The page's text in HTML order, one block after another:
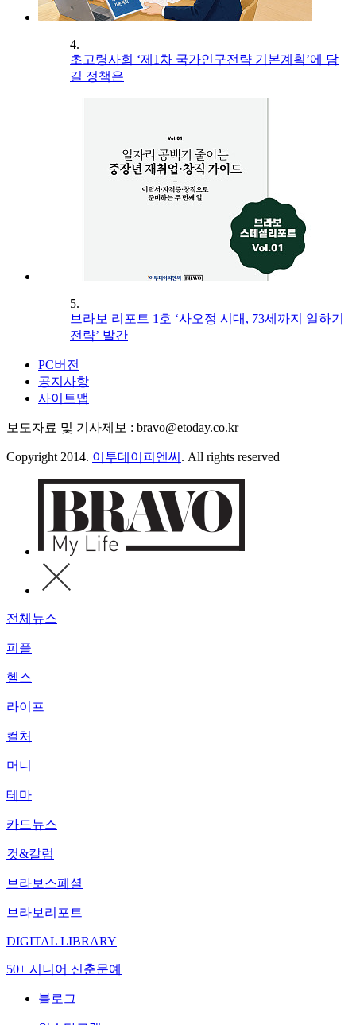
4.
초고령사회 ‘제1차 국가인구전략 기본계획’에 담
길 정책은
5.
브라보 리포트 1호 ‘사오정 시대, 73세까지 일하기
전략’ 발간
PC버전
공지사항
사이트맵
보도자료 및 기사제보 : bravo@etoday.co.kr
Copyright 2014. 이투데이피엔씨 . All rights reserved
전체뉴스
피플
헬스
라이프
컬처
머니
테마
카드뉴스
컷&칼럼
브라보스페셜
브라보리포트
DIGITAL LIBRARY
50+ 시니어 신춘문예
블로그